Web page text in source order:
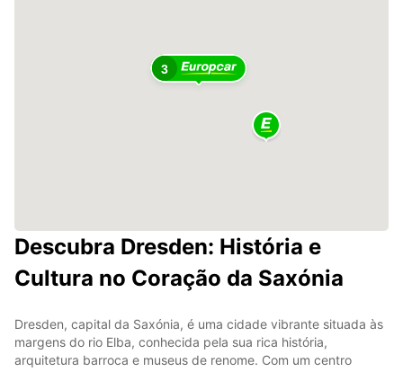
3
Descubra Dresden: História e
Cultura no Coração da Saxónia
Dresden, capital da Saxónia, é uma cidade vibrante situada às
margens do rio Elba, conhecida pela sua rica história,
arquitetura barroca e museus de renome. Com um centro